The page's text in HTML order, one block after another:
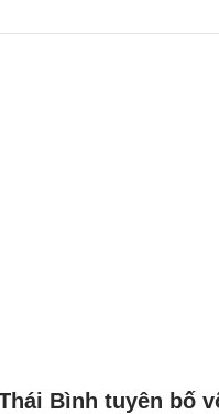
Bình tuyên bố